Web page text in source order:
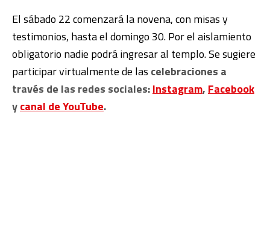
El sábado 22 comenzará la novena, con misas y
testimonios, hasta el domingo 30. Por el aislamiento
obligatorio nadie podrá ingresar al templo. Se sugiere
participar virtualmente de las celebraciones a
través de las redes sociales:Instagram, Facebook
ycanal de YouTube.